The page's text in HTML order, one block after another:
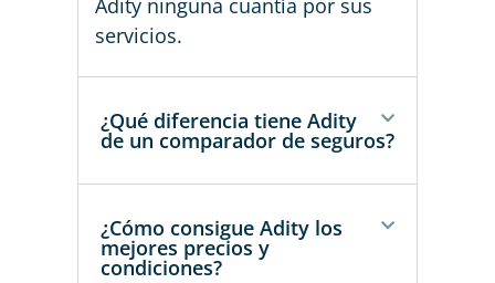
Adity ninguna cuantía por sus
servicios.
¿Qué diferencia tiene Adity
de un comparador de seguros?
¿Cómo consigue Adity los
mejores precios y
condiciones?